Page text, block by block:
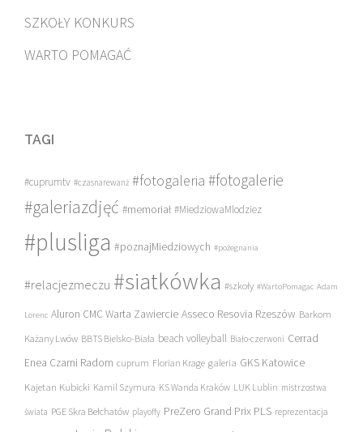
SZKOŁY KONKURS
WARTO POMAGAĆ
TAGI
#cuprumtv #czasnarewanż #fotogaleria #fotogalerie
#galeriazdjęć #memoriał #MiedziowaMlodziez
#plusliga #poznajMiedziowych #pożegnania
#relacjezmeczu #siatkówka #szkoły #WartoPomagac Adam
Lorenc Aluron CMC Warta Zawiercie Asseco Resovia Rzeszów Barkom
Każany Lwów BBTS Bielsko-Biała beach volleyball Biało-czerwoni Cerrad
Enea Czarni Radom cuprum Florian Krage galeria GKS Katowice
Kajetan Kubicki Kamil Szymura KS Wanda Kraków LUK Lublin mistrzostwa
świata PGE Skra Bełchatów playoffy PreZero Grand Prix PLS reprezentacja